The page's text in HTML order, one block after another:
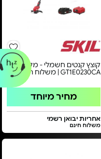
קוצץ קנטים חשמלי - מקט
GT1E0230CA | משלוח חינם
מחיר מיוחד
אחריות יבואן רשמי
משלוח חינם